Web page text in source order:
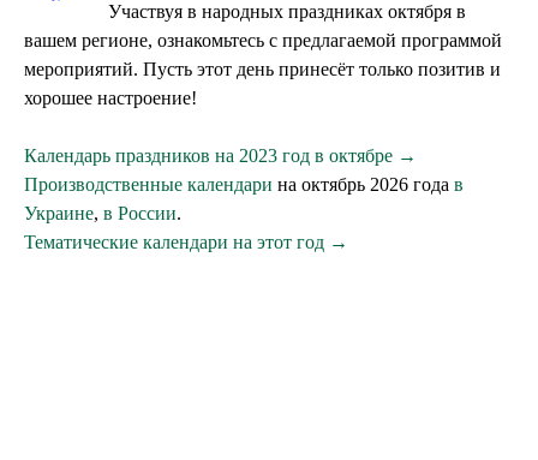
Участвуя в народных праздниках октября в
вашем регионе, ознакомьтесь с предлагаемой программой
мероприятий. Пусть этот день принесёт только позитив и
хорошее настроение!
Календарь праздников на 2023 год в октябре →
Производственные календари на октябрь 2026 года в
Украине, в России.
Тематические календари на этот год →